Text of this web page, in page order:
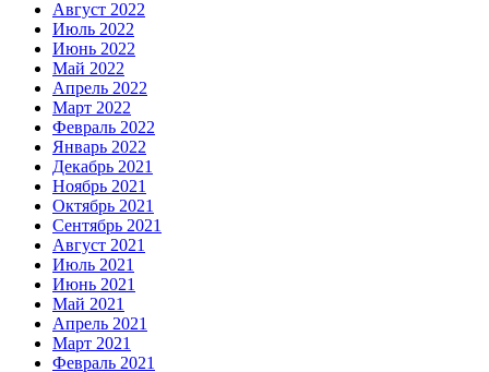
Август 2022
Июль 2022
Июнь 2022
Май 2022
Апрель 2022
Март 2022
Февраль 2022
Январь 2022
Декабрь 2021
Ноябрь 2021
Октябрь 2021
Сентябрь 2021
Август 2021
Июль 2021
Июнь 2021
Май 2021
Апрель 2021
Март 2021
Февраль 2021